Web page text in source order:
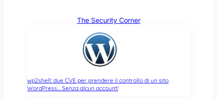
The Security Corner
wp2shell: due CVE per prendere il controllo di un sito
WordPress… Senza alcun account!